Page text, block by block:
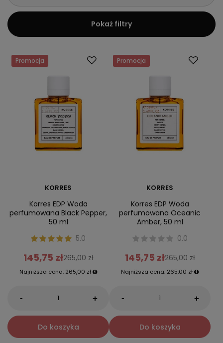
Pokaż filtry
Promocja
KORRES
Korres EDP Woda
perfumowana Black Pepper,
50 ml
5.0
145,75 zł265,00 zł
Najniższa cena: 265,00 zł
- +
Do koszyka
Promocja
KORRES
Korres EDP Woda
perfumowana Oceanic
Amber, 50 ml
0.0
145,75 zł265,00 zł
Najniższa cena: 265,00 zł
- +
Do koszyka